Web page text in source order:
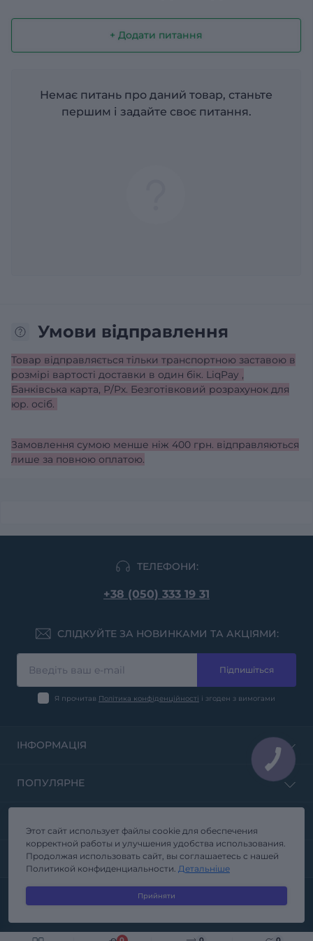
+ Додати питання
Немає питань про даний товар, станьте
першим і задайте своє питання.
Умови відправлення
Товар відправляється тільки транспортною заставою в
розмірі вартості доставки в один бік. LiqPay ,
Банківська карта, Р/Рх. Безготівковий розрахунок для
юр. осіб.
Замовлення сумою менше ніж 400 грн. відправляються
лише за повною оплатою.
ТЕЛЕФОНИ:
+38 (050) 333 19 31
СЛІДКУЙТЕ ЗА НОВИНКАМИ ТА АКЦІЯМИ:
Підпишіться
Я прочитав Політика конфіденційності і згоден з вимогами
ІНФОРМАЦІЯ
ПОПУЛЯРНЕ
МЕСЕНДЖЕРИ
SKAD.IN.UA © 2026
Этот сайт использует файлы cookie для обеспечения
корректной работы и улучшения удобства использования.
Продолжая использовать сайт, вы соглашаетесь с нашей
Политикой конфиденциальности. Детальніше
Прийняти